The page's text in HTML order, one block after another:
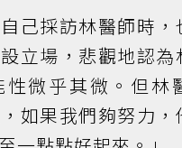
己採訪林醫師時，
立場，悲觀地認為
微乎其微。但林
如果我們夠努力，